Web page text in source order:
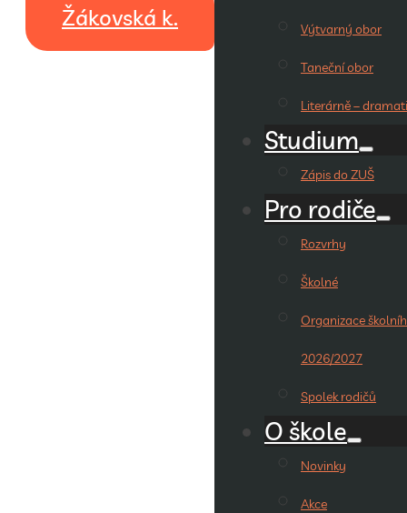
Žákovská k. Výtvarný obor
Taneční obor
Literárně –
Studium
Zápis do ZUŠ
Pro rodiče
Rozvrhy
Školné
Organizace
2026/2027
Spolek rodičů
O škole
Novinky
Akce